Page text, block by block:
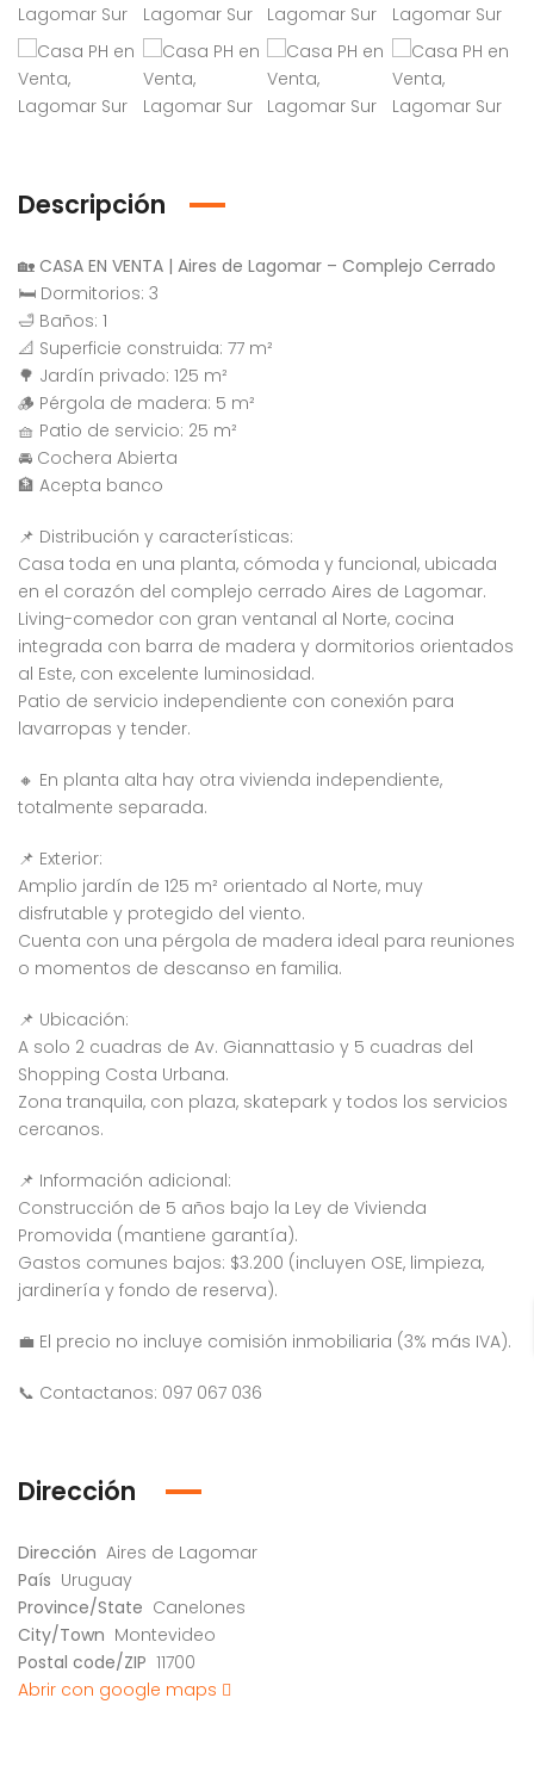
Descripción
🏡 CASA EN VENTA | Aires de Lagomar – Complejo Cerrado
🛏 Dormitorios: 3
🛁 Baños: 1
📐 Superficie construida: 77 m²
🌳 Jardín privado: 125 m²
🪵 Pérgola de madera: 5 m²
🧺 Patio de servicio: 25 m²
🚘 Cochera Abierta
🏦 Acepta banco
📌 Distribución y características:
Casa toda en una planta, cómoda y funcional, ubicada
en el corazón del complejo cerrado Aires de Lagomar.
Living-comedor con gran ventanal al Norte, cocina
integrada con barra de madera y dormitorios orientados
al Este, con excelente luminosidad.
Patio de servicio independiente con conexión para
lavarropas y tender.
🔸 En planta alta hay otra vivienda independiente,
totalmente separada.
📌 Exterior:
Amplio jardín de 125 m² orientado al Norte, muy
disfrutable y protegido del viento.
Cuenta con una pérgola de madera ideal para reuniones
o momentos de descanso en familia.
📌 Ubicación:
A solo 2 cuadras de Av. Giannattasio y 5 cuadras del
Shopping Costa Urbana.
Zona tranquila, con plaza, skatepark y todos los servicios
cercanos.
📌 Información adicional:
Construcción de 5 años bajo la Ley de Vivienda
Promovida (mantiene garantía).
Gastos comunes bajos: $3.200 (incluyen OSE, limpieza,
jardinería y fondo de reserva).
💼 El precio no incluye comisión inmobiliaria (3% más IVA).
📞 Contactanos: 097 067 036
Dirección
Dirección Aires de Lagomar
País Uruguay
Province/State Canelones
City/Town Montevideo
Postal code/ZIP 11700
Abrir con google maps